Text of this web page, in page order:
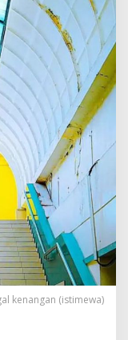
kenangan (istimewa)